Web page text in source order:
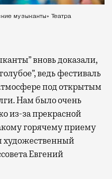
музыканты» Театра
вновь доказали,
ведь фестиваль
под открытым
Нам было очень
из-за прекрасной
горячему приему
художественный
Евгений